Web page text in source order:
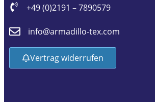
+49 (0)2191 – 7890579
info@armadillo-tex.com
Vertrag widerrufen